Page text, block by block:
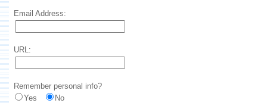
Email Address:
URL:
Remember personal info?
Yes
No